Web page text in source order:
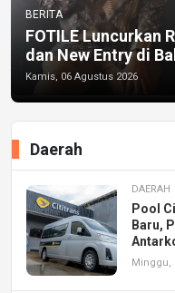
BERITA
FOTILE Luncurkan
dan New Entry di
Kamis, 06 Agustus 2026
Daerah
DAERAH
Pool
Baru,
Minggu,